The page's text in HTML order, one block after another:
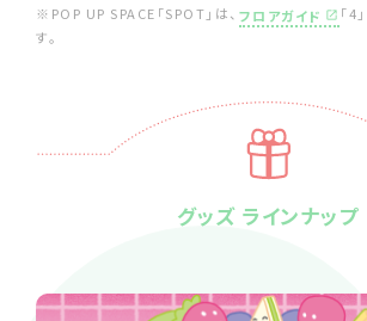
※POP UP SPACE「SPOT」は、 フロアガイド
「4
す。
グッズ ラインナップ